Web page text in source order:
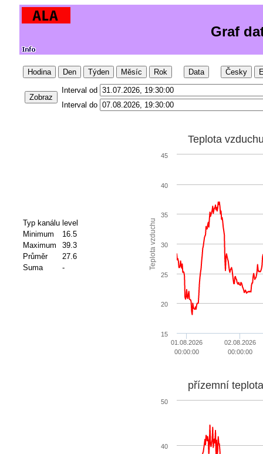
Graf
Hodina Den Týden Měsíc Rok Data Česky
Zobraz
Interval od
Interval do
Typ kanálu level
Minimum
16.5
Maximum
39.3
Průměr
27.6
Suma
- Teplota vzduchu
Teplota
01.08.2026
00:00:00
02.08.2026
00:00:00
15
20
25
30
35
40
45
přízemní
40
50